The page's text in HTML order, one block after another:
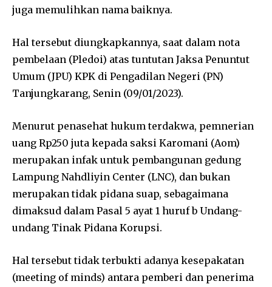
juga memulihkan nama baiknya.
Hal tersebut diungkapkannya, saat dalam nota
pembelaan (Pledoi) atas tuntutan Jaksa Penuntut
Umum (JPU) KPK di Pengadilan Negeri (PN)
Tanjungkarang, Senin (09/01/2023).
Menurut penasehat hukum terdakwa, pemnerian
uang Rp250 juta kepada saksi Karomani (Aom)
merupakan infak untuk pembangunan gedung
Lampung Nahdliyin Center (LNC), dan bukan
merupakan tidak pidana suap, sebagaimana
dimaksud dalam Pasal 5 ayat 1 huruf b Undang-
undang Tinak Pidana Korupsi.
Hal tersebut tidak terbukti adanya kesepakatan
(meeting of minds) antara pemberi dan penerima